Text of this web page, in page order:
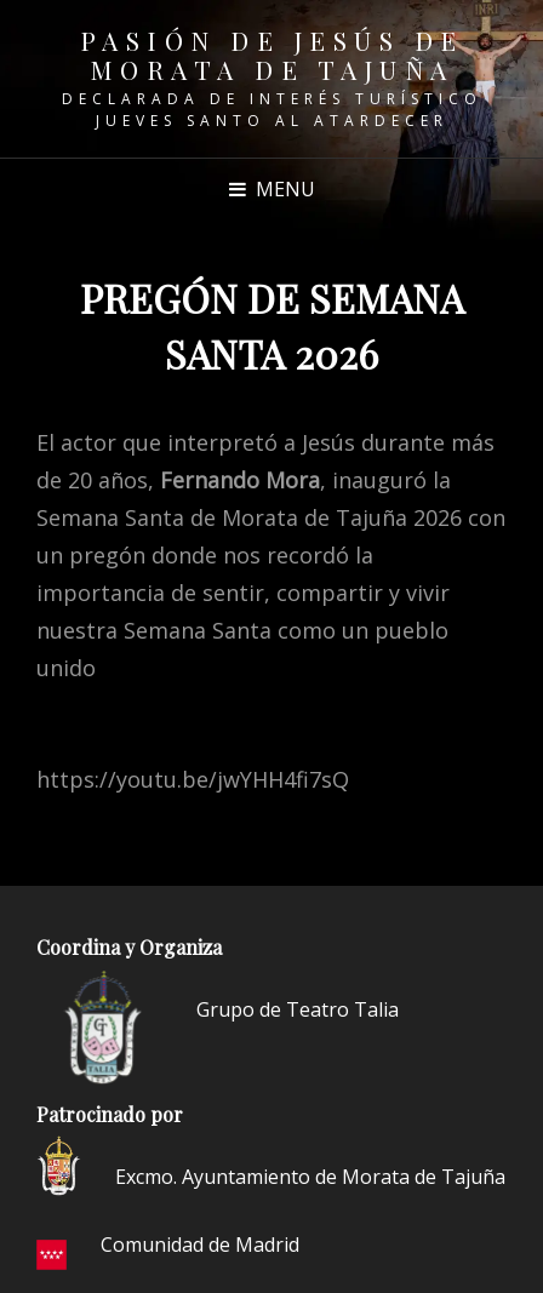
PASIÓN DE JESÚS DE
MORATA DE TAJUÑA
DECLARADA DE INTERÉS TURÍSTICO
JUEVES SANTO AL ATARDECER
MENU
PREGÓN DE SEMANA
SANTA 2026
El actor que interpretó a Jesús durante más
de 20 años, Fernando Mora, inauguró la
Semana Santa de Morata de Tajuña 2026 con
un pregón donde nos recordó la
importancia de sentir, compartir y vivir
nuestra Semana Santa como un pueblo
unido
https://youtu.be/jwYHH4fi7sQ
Coordina y Organiza
Grupo de Teatro Talia
Patrocinado por
Excmo. Ayuntamiento de Morata de Tajuña
Comunidad de Madrid